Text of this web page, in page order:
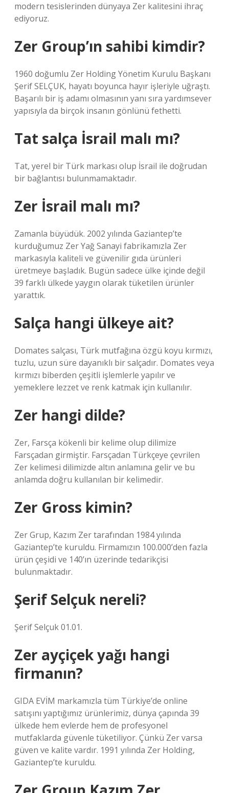
modern tesislerinden dünyaya Zer kalitesini ihraç
ediyoruz.
Zer Group’ın sahibi kimdir?
1960 doğumlu Zer Holding Yönetim Kurulu Başkanı
Şerif SELÇUK, hayatı boyunca hayır işleriyle uğraştı.
Başarılı bir iş adamı olmasının yanı sıra yardımsever
yapısıyla da birçok insanın gönlünü fethetti.
Tat salça İsrail malı mı?
Tat, yerel bir Türk markası olup İsrail ile doğrudan
bir bağlantısı bulunmamaktadır.
Zer İsrail malı mı?
Zamanla büyüdük. 2002 yılında Gaziantep’te
kurduğumuz Zer Yağ Sanayi fabrikamızla Zer
markasıyla kaliteli ve güvenilir gıda ürünleri
üretmeye başladık. Bugün sadece ülke içinde değil
39 farklı ülkede yaygın olarak tüketilen ürünler
yarattık.
Salça hangi ülkeye ait?
Domates salçası, Türk mutfağına özgü koyu kırmızı,
tuzlu, uzun süre dayanıklı bir salçadır. Domates veya
kırmızı biberden çeşitli işlemlerle yapılır ve
yemeklere lezzet ve renk katmak için kullanılır.
Zer hangi dilde?
Zer, Farsça kökenli bir kelime olup dilimize
Farsçadan girmiştir. Farsçadan Türkçeye çevrilen
Zer kelimesi dilimizde altın anlamına gelir ve bu
anlamda doğru kullanılan bir kelimedir.
Zer Gross kimin?
Zer Grup, Kazım Zer tarafından 1984 yılında
Gaziantep’te kuruldu. Firmamızın 100.000’den fazla
ürün çeşidi ve 140’ın üzerinde tedarikçisi
bulunmaktadır.
Şerif Selçuk nereli?
Şerif Selçuk 01.01.
Zer ayçiçek yağı hangi
firmanın?
GIDA EVİM markamızla tüm Türkiye’de online
satışını yaptığımız ürünlerimiz, dünya çapında 39
ülkede hem evlerde hem de profesyonel
mutfaklarda güvenle tüketiliyor. Çünkü Zer varsa
güven ve kalite vardır. 1991 yılında Zer Holding,
Gaziantep’te kuruldu.